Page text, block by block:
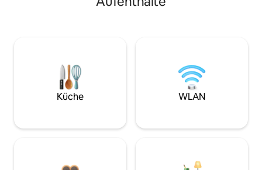
Küche WLAN